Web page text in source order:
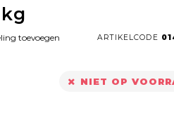
toevoegen ARTIKELCODE
NIET OP